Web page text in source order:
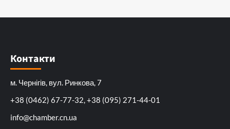
Контакти
м. Чернігів, вул. Ринкова, 7
+38 (0462) 67-77-32, +38 (095) 271-44-01
info@chamber.cn.ua